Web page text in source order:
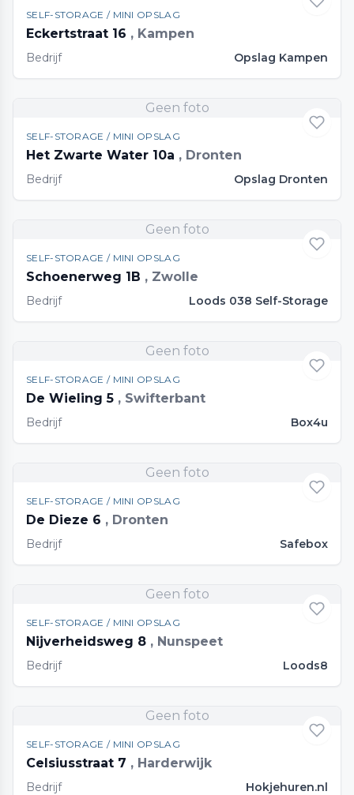
SELF-STORAGE / MINI OPSLAG
Eckertstraat 16 , Kampen
Bedrijf Opslag Kampen
Geen foto
SELF-STORAGE / MINI OPSLAG
Het Zwarte Water 10a , Dronten
Bedrijf Opslag Dronten
Geen foto
SELF-STORAGE / MINI OPSLAG
Schoenerweg 1B , Zwolle
Bedrijf Loods 038 Self-Storage
Geen foto
SELF-STORAGE / MINI OPSLAG
De Wieling 5 , Swifterbant
Bedrijf Box4u
Geen foto
SELF-STORAGE / MINI OPSLAG
De Dieze 6 , Dronten
Bedrijf Safebox
Geen foto
SELF-STORAGE / MINI OPSLAG
Nijverheidsweg 8 , Nunspeet
Bedrijf Loods8
Geen foto
SELF-STORAGE / MINI OPSLAG
Celsiusstraat 7 , Harderwijk
Bedrijf Hokjehuren.nl